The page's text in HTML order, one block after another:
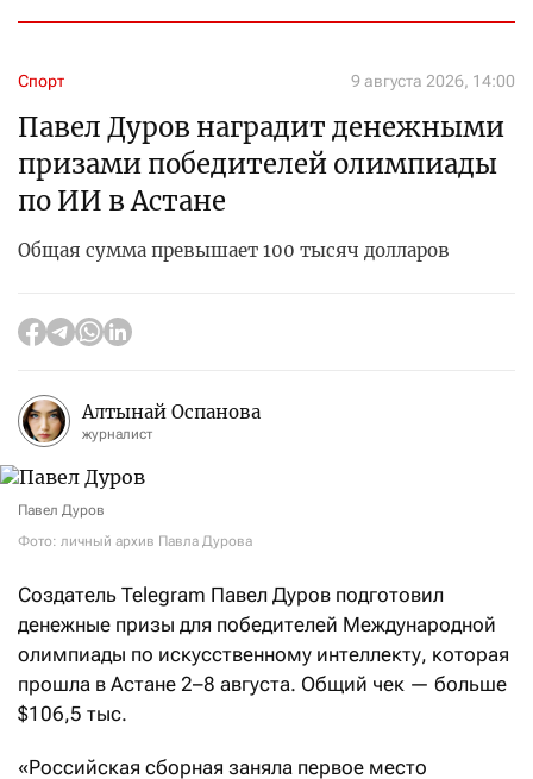
Спорт 9 августа 2026, 14:00
Павел Дуров наградит денежными
призами победителей олимпиады
по ИИ в Астане
Общая сумма превышает 100 тысяч долларов
Алтынай Оспанова
журналист
Павел Дуров
Фото: личный архив Павла Дурова
Создатель Telegram Павел Дуров подготовил
денежные призы для победителей Международной
олимпиады по искусственному интеллекту, которая
прошла в Астане 2–8 августа. Общий чек — больше
$106,5 тыс.
«Российская сборная заняла первое место